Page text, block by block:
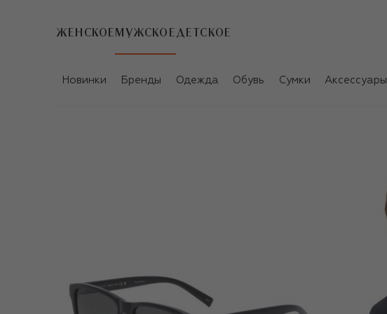
ЖЕНСКОЕ МУЖСКОЕ ДЕТСКОЕ
Новинки Бренды Одежда Обувь Сумки Аксессуары